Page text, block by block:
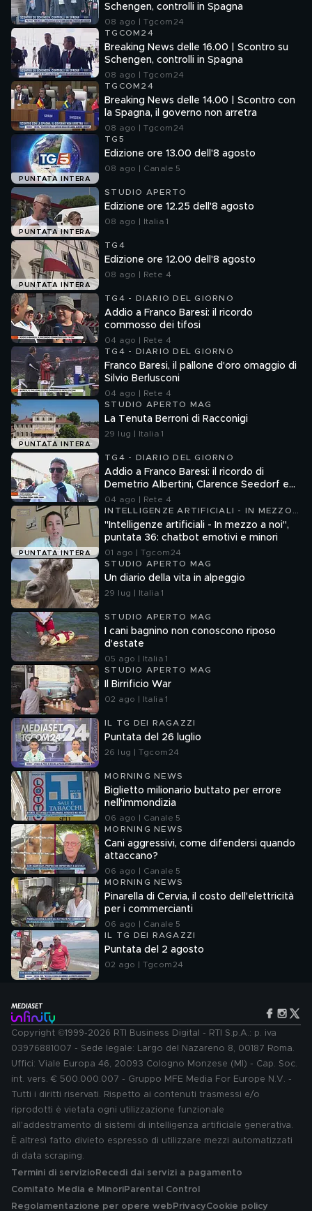
Schengen, controlli in Spagna
08 ago | Tgcom24
TGCOM24
Breaking News delle 16.00 | Scontro su
Schengen, controlli in Spagna
08 ago | Tgcom24
TGCOM24
Breaking News delle 14.00 | Scontro con
la Spagna, il governo non arretra
08 ago | Tgcom24
PUNTATA INTERA
TG5
Edizione ore 13.00 dell'8 agosto
08 ago | Canale 5
PUNTATA INTERA
STUDIO APERTO
Edizione ore 12.25 dell'8 agosto
08 ago | Italia 1
PUNTATA INTERA
TG4
Edizione ore 12.00 dell'8 agosto
08 ago | Rete 4
TG4 - DIARIO DEL GIORNO
Addio a Franco Baresi: il ricordo
commosso dei tifosi
04 ago | Rete 4
TG4 - DIARIO DEL GIORNO
Franco Baresi, il pallone d'oro omaggio di
Silvio Berlusconi
04 ago | Rete 4
PUNTATA INTERA
STUDIO APERTO MAG
La Tenuta Berroni di Racconigi
29 lug | Italia 1
TG4 - DIARIO DEL GIORNO
Addio a Franco Baresi: il ricordo di
Demetrio Albertini, Clarence Seedorf e
Giovanni Galli
04 ago | Rete 4
PUNTATA INTERA
INTELLIGENZE ARTIFICIALI - IN MEZZO
A NOI
"Intelligenze artificiali - In mezzo a noi",
puntata 36: chatbot emotivi e minori
01 ago | Tgcom24
STUDIO APERTO MAG
Un diario della vita in alpeggio
29 lug | Italia 1
STUDIO APERTO MAG
I cani bagnino non conoscono riposo
d'estate
05 ago | Italia 1
STUDIO APERTO MAG
Il Birrificio War
02 ago | Italia 1
IL TG DEI RAGAZZI
Puntata del 26 luglio
26 lug | Tgcom24
MORNING NEWS
Biglietto milionario buttato per errore
nell'immondizia
06 ago | Canale 5
MORNING NEWS
Cani aggressivi, come difendersi quando
attaccano?
06 ago | Canale 5
MORNING NEWS
Pinarella di Cervia, il costo dell'elettricità
per i commercianti
06 ago | Canale 5
IL TG DEI RAGAZZI
Puntata del 2 agosto
02 ago | Tgcom24
Copyright ©1999-2026 RTI Business Digital - RTI S.p.A.: p. iva
03976881007 - Sede legale: Largo del Nazareno 8, 00187 Roma.
Uffici: Viale Europa 46, 20093 Cologno Monzese (MI) - Cap. Soc.
int. vers. € 500.000.007 - Gruppo MFE Media For Europe N.V. -
Tutti i diritti riservati. Rispetto ai contenuti trasmessi e/o
riprodotti è vietata ogni utilizzazione funzionale
all'addestramento di sistemi di intelligenza artificiale generativa.
È altresì fatto divieto espresso di utilizzare mezzi automatizzati
di data scraping.
Termini di servizio Recedi dai servizi a pagamento
Comitato Media e MinoriParental Control
Regolamentazione per opere web PrivacyCookie policy